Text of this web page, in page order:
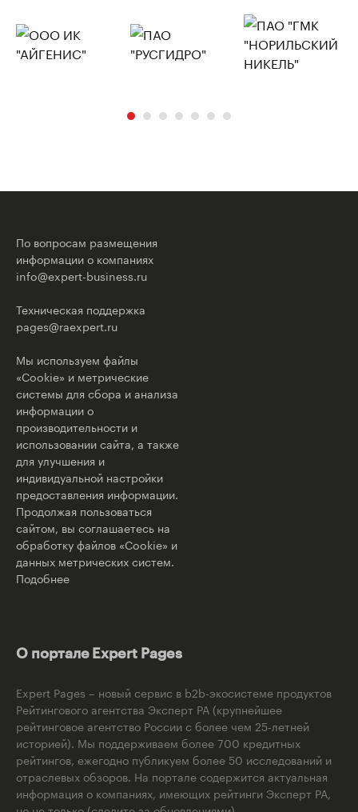
По вопросам размещения
информации о компаниях
info@expert-business.ru
Техническая поддержка
pages@raexpert.ru
Мы используем файлы
«Cookie» и метрические
системы для сбора и анализа
информации о
производительности и
использовании сайта, а также
для улучшения и
индивидуальной настройки
предоставления информации.
Продолжая пользоваться
сайтом, вы соглашаетесь на
обработку файлов «Cookie» и
данных метрических систем.
Подобнее
О портале Expert Pages
Expert Pages – новый сервис в b2b-экосистеме продуктов
Рейтингового агентства Эксперт РА (крупнейшее
рейтинговое агентство России с более чем 25-летней
историей). Мы поддерживаем более 700 кредитных
рейтингов, ежегодно публикуем более 50 исследований и
отраслевых обзоров. На портале содержится актуальная
информация о компаниях, имеющих рейтинги Эксперт РА,